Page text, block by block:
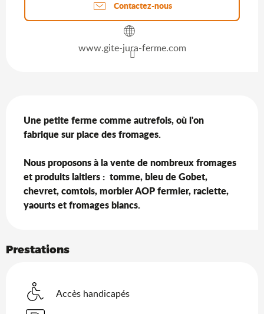
Contactez-nous
www.gite-jura-ferme.com
Une petite ferme comme autrefois, où l'on
fabrique sur place des fromages.
Nous proposons à la vente de nombreux fromages
et produits laitiers :  tomme, bleu de Gobet,
chevret, comtois, morbier AOP fermier, raclette,
yaourts et fromages blancs.
Prestations
Accès handicapés